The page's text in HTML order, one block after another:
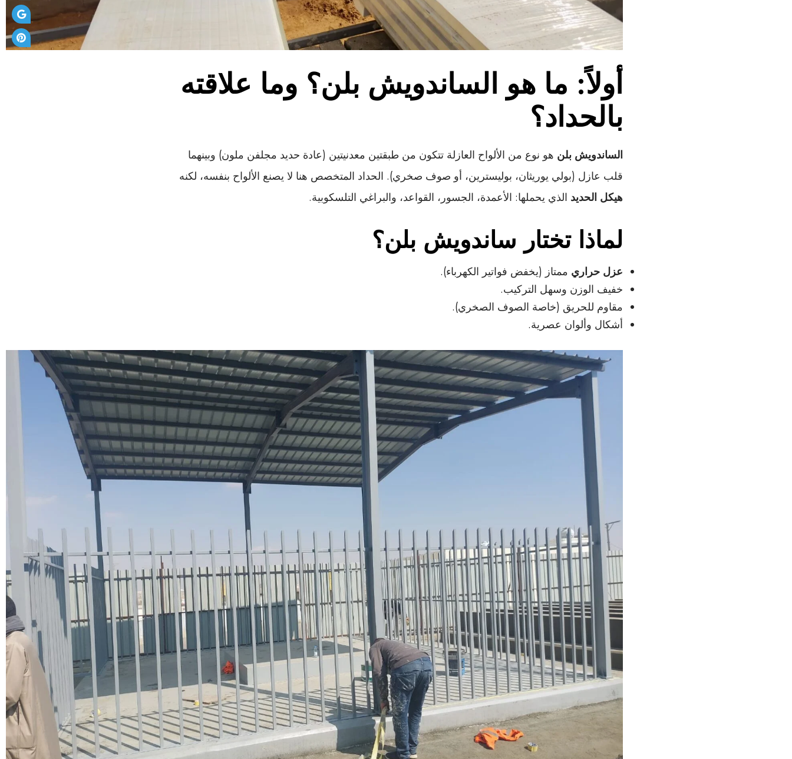
أولاً: ما هو الساندويش بلن؟ وما علاقته
بالحداد؟
الساندويش بلن هو نوع من الألواح العازلة تتكون من طبقتين معدنيتين (عادة حديد مجلفن ملون) وبينهما
قلب عازل (بولي يوريثان، بوليسترين، أو صوف صخري). الحداد المتخصص هنا لا يصنع الألواح بنفسه، لكنه
هيكل الحديد الذي يحملها: الأعمدة، الجسور، القواعد، والبراغي التلسكوبية.
لماذا تختار ساندويش بلن؟
عزل حراري ممتاز (يخفض فواتير الكهرباء).
خفيف الوزن وسهل التركيب.
مقاوم للحريق (خاصة الصوف الصخري).
أشكال وألوان عصرية.